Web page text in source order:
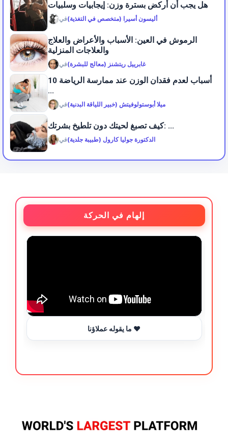
هل يجب أن أركض بسترة وزن: إيجابيات وسلبيات
فيأليسون أسيرا (متخصص في التغذية)
الرموش في العين: الأسباب والأعراض والعلاج
والعلاجات المنزلية
فيغابرييل ريتشنز (معالج للبشرة)
10 أسباب لعدم فقدان الوزن عند ممارسة الرياضة
...
فيميلا أبوستولوفيتش (خبير اللياقة البدنية)
كيف تصبغ لحيتك دون تلطيخ بشرتك: ...
فيالدكتورة جوليا كارول (طبيبة جلدية)
إلهام في الحركة
ما يقوله عملاؤنا ❤️